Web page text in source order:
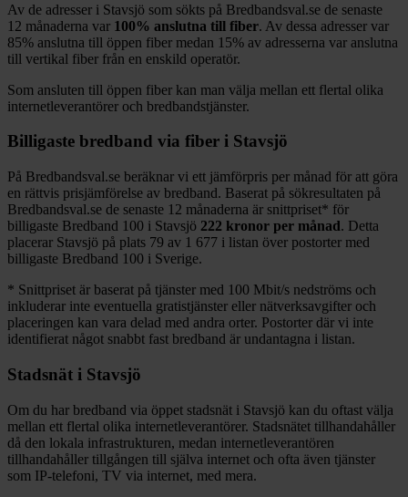
Av de adresser i Stavsjö som sökts på Bredbandsval.se de senaste
12 månaderna var 100% anslutna till fiber. Av dessa adresser var
85% anslutna till öppen fiber medan 15% av adresserna var anslutna
till vertikal fiber från en enskild operatör.
Som ansluten till öppen fiber kan man välja mellan ett flertal olika
internetleverantörer och bredbandstjänster.
Billigaste bredband via fiber i Stavsjö
På Bredbandsval.se beräknar vi ett jämförpris per månad för att göra
en rättvis prisjämförelse av bredband. Baserat på sökresultaten på
Bredbandsval.se de senaste 12 månaderna är snittpriset* för
billigaste Bredband 100 i Stavsjö 222 kronor per månad. Detta
placerar Stavsjö på plats 79 av 1 677 i listan över postorter med
billigaste Bredband 100 i Sverige.
* Snittpriset är baserat på tjänster med 100 Mbit/s nedströms och
inkluderar inte eventuella gratistjänster eller nätverksavgifter och
placeringen kan vara delad med andra orter. Postorter där vi inte
identifierat något snabbt fast bredband är undantagna i listan.
Stadsnät i Stavsjö
Om du har bredband via öppet stadsnät i Stavsjö kan du oftast välja
mellan ett flertal olika internetleverantörer. Stadsnätet tillhandahåller
då den lokala infrastrukturen, medan internetleverantören
tillhandahåller tillgången till själva internet och ofta även tjänster
som IP-telefoni, TV via internet, med mera.